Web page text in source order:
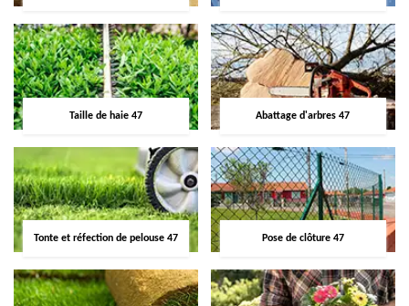
Taille de haie 47 Abattage d'arbres 47
Tonte et réfection de pelouse 47 Pose de clôture 47